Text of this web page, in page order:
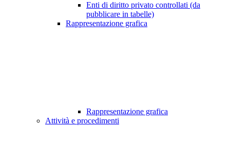
Enti di diritto privato controllati (da
pubblicare in tabelle)
Rappresentazione grafica
Rappresentazione grafica
Attività e procedimenti